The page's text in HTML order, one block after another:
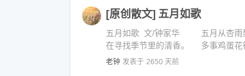
[原创散文] 五月如歌
五月如歌 文/钟家华 五月从杏雨
在寻找季节里的清香。 多事鸡蛋花
老钟 发表于 2650 天前